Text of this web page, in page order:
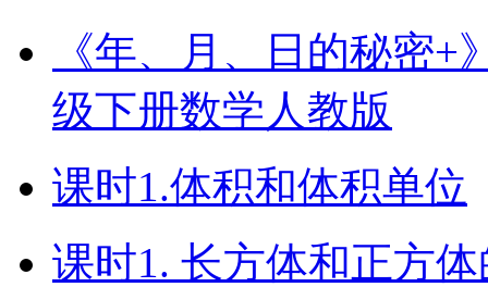
《年、月、日的秘密+
级下册数学人教版
课时1.体积和体积单位
课时1. 长方体和正方